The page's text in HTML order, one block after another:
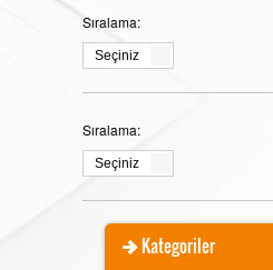
KENET ÇATI SİSTEMLERİ
MAKALELER
Sıralama:
Seçiniz
Sıralama:
Seçiniz
Kategoriler